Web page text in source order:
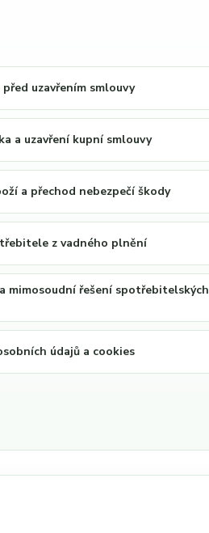
uzavřením smlouvy
a uzavření kupní smlouvy
a přechod nebezpečí škody
z vadného plnění
mimosoudní řešení spotřebitelských
údajů a cookies